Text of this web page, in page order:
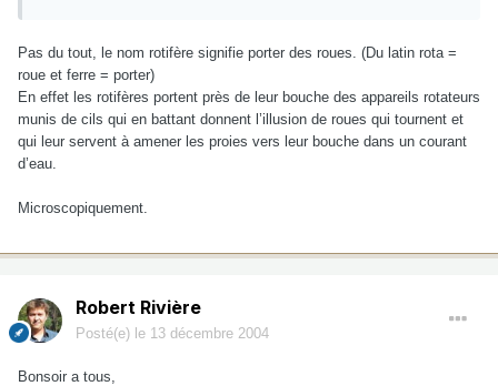
Pas du tout, le nom rotifère signifie porter des roues. (Du latin rota =
roue et ferre = porter)
En effet les rotifères portent près de leur bouche des appareils rotateurs
munis de cils qui en battant donnent l’illusion de roues qui tournent et
qui leur servent à amener les proies vers leur bouche dans un courant
d’eau.
Microscopiquement.
Robert Rivière
Posté(e) le 13 décembre 2004
Bonsoir a tous,